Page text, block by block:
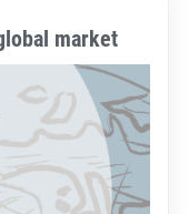
market